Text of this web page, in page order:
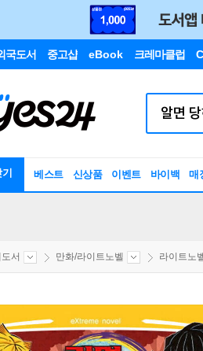
국도서 중고샵 eBook 크레마클럽
베스트 신상품 이벤트 바이백 매
서 만화/라이트노벨 라이트노